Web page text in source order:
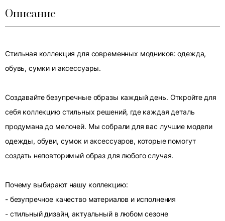
Описание
Стильная коллекция для современных модников: одежда,
обувь, сумки и аксессуары.
Создавайте безупречные образы каждый день. Откройте для
себя коллекцию стильных решений, где каждая деталь
продумана до мелочей. Мы собрали для вас лучшие модели
одежды, обуви, сумок и аксессуаров, которые помогут
создать неповторимый образ для любого случая.
Почему выбирают нашу коллекцию:
- безупречное качество материалов и исполнения
- стильный дизайн, актуальный в любом сезоне